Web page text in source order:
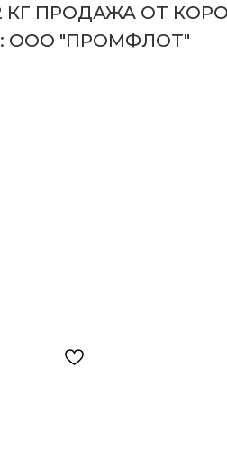
КГ ПРОДАЖА ОТ
ООО "ПРОМФЛОТ"